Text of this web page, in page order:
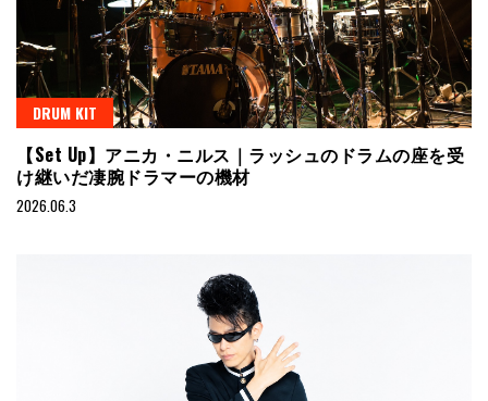
DRUM KIT
【Set Up】アニカ・ニルス｜ラッシュのドラムの座を受
け継いだ凄腕ドラマーの機材
2026.06.3